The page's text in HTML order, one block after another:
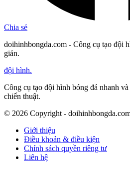
Chia sẻ
doihinhbongda.com - Công cụ tạo đội
giản.
đội hình.
Công cụ tạo đội hình bóng đá nhanh
chiến thuật.
© 2026 Copyright -
Giới thiệu
Điều khoản & điều kiện
Chính sách quyền riêng tư
Liên hệ